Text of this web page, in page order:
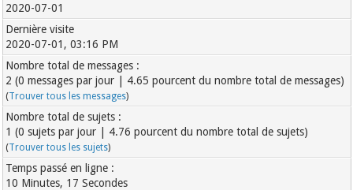
2020-07-01
Dernière visite
2020-07-01, 03:16 PM
Nombre total de messages :
2 (0 messages par jour | 4.65 pourcent du nombre total de messages)
(Trouver tous les messages)
Nombre total de sujets :
1 (0 sujets par jour | 4.76 pourcent du nombre total de sujets)
(Trouver tous les sujets)
Temps passé en ligne :
10 Minutes, 17 Secondes